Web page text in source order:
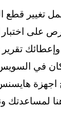
على اختبار
وإعطائك
في
اجهزة
لمساعدتك